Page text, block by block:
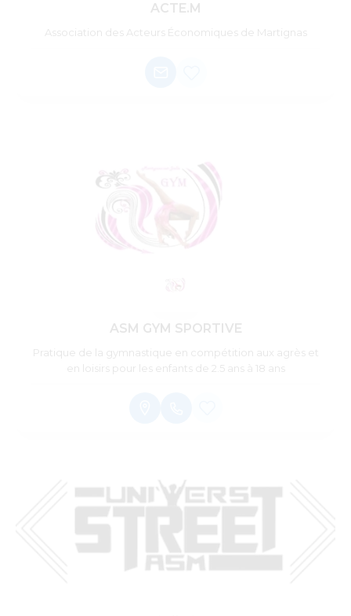
ACTE.M
Association des Acteurs Économiques de Martignas
ASM GYM SPORTIVE
Pratique de la gymnastique en compétition aux agrès et
en loisirs pour les enfants de 2.5 ans à 18 ans